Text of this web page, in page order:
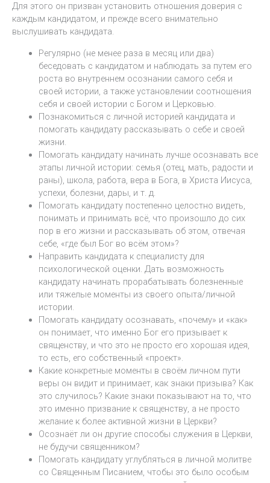
Для этого он призван установить отношения доверия с
каждым кандидатом, и прежде всего внимательно
выслушивать кандидата.
Регулярно (не менее раза в месяц или два)
беседовать с кандидатом и наблюдать за путем его
роста во внутреннем осознании самого себя и
своей истории, а также установлении соотношения
себя и своей истории с Богом и Церковью.
Познакомиться с личной историей кандидата и
помогать кандидату рассказывать о себе и своей
жизни.
Помогать кандидату начинать лучше осознавать все
этапы личной истории: семья (отец, мать, радости и
раны), школа, работа, вера в Бога, в Христа Иисуса,
успехи, болезни, дары, и т. д.
Помогать кандидату постепенно целостно видеть,
понимать и принимать всё, что произошло до сих
пор в его жизни и рассказывать об этом, отвечая
себе, «где был Бог во всём этом»?
Направить кандидата к специалисту для
психологической оценки. Дать возможность
кандидату начинать прорабатывать болезненные
или тяжелые моменты из своего опыта/личной
истории.
Помогать кандидату осознавать, «почему» и «как»
он понимает, что именно Бог его призывает к
священству, и что это не просто его хорошая идея,
то есть, его собственный «проект».
Какие конкретные моменты в своём личном пути
веры он видит и принимает, как знаки призыва? Как
это случилось? Какие знаки показывают на то, что
это именно призвание к священству, а не просто
желание к более активной жизни в Церкви?
Осознаёт ли он другие способы служения в Церкви,
не будучи священником?
Помогать кандидату углубляться в личной молитве
со Священным Писанием, чтобы это было особым